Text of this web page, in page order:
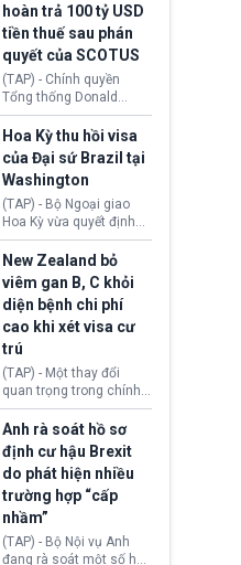
phát ở Hoa Kỳ không tiếp
tục giảm trong thời gian
tới.
hoàn trả 100 tỷ USD
tiền thuế sau phán
quyết của SCOTUS
(TAP) - Chính quyền
Tổng thống Donald
Trump đã hoàn trả
khoảng 100 tỷ USD thuế
quan từng thu theo Đạo
luật Quyền hạn Kinh tế
Khẩn cấp Quốc tế
(IEEPA). Động thái này
diễn ra sau phán quyết
hồi tháng 2 bởi Tòa án
Tối cao Hoa Kỳ
(SCOTUS) khi tuyên bố,
việc áp thuế diện rộng là
hoàn toàn bất hợp pháp.
Hoa Kỳ thu hồi visa
của Đại sứ Brazil tại
Washington
(TAP) - Bộ Ngoại giao
Hoa Kỳ vừa quyết định
thu hồi thị thực (visa)
của bà Maria Luiza
Ribeiro Viotti - Đại sứ
Brazil tại Washington.
Động thái trên diễn ra
trong bối cảnh tranh
chấp ngoại giao giữa
chính quyền Tổng thống
Donald Trump và chính
phủ cánh tả Tổng thống
da Silva đang leo thang
gay gắt.
New Zealand bỏ
viêm gan B, C khỏi
diện bệnh chi phí
cao khi xét visa cư
trú
(TAP) - Một thay đổi
quan trọng trong chính
sách nhập cư của New
Zealand đang mở ra
thêm cơ hội cho nhiều
người muốn định cư. Từ
nay, người mắc viêm
gan B hoặc viêm gan C
sẽ không còn bị mặc
định không đáp ứng tiêu
chuẩn sức khỏe chỉ vì
Anh rà soát hồ sơ
định cư hậu Brexit
do phát hiện nhiều
trường hợp “cấp
nhầm”
(TAP) - Bộ Nội vụ Anh
đang rà soát một số hồ